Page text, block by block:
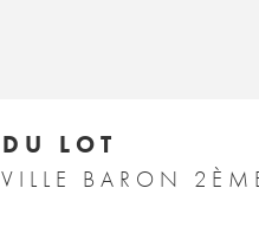
LOT
BARON